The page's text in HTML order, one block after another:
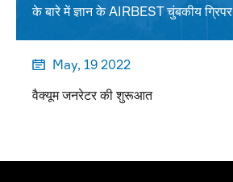
के बारे में ज्ञान के AIRBEST चुंबकीय ग्रिपर

May, 19 2022
वैक्यूम जनरेटर की शुरूआत